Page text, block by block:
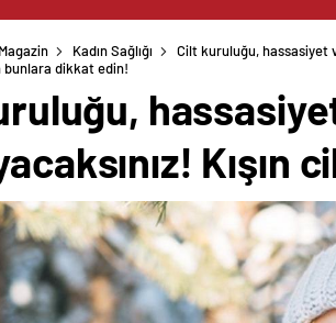
Magazin Kadın Sağlığı
Cilt kuruluğu, hassasiyet
bunlara dikkat edin!